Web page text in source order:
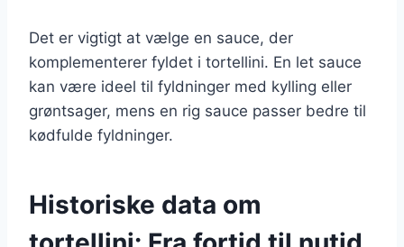
Det er vigtigt at vælge en sauce, der
komplementerer fyldet i tortellini. En let sauce
kan være ideel til fyldninger med kylling eller
grøntsager, mens en rig sauce passer bedre til
kødfulde fyldninger.
Historiske data om